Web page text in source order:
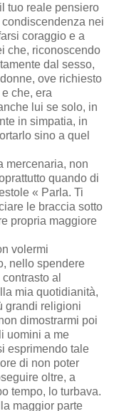
tuo reale pensiero
nei
coraggio e a
che, riconoscendo
dal sesso,
ove richiesto
che, era
lui se solo, in
in simpatia, in
sino a quel
mercenaria, non
quando di
« Parla. Ti
le braccia sotto
propria maggiore
volermi
nello spendere
al
mia quotidianità,
grandi religioni
dimostrarmi poi
uomini a me
esprimendo tale
di non poter
oltre, a
tempo, lo turbava.
maggior parte